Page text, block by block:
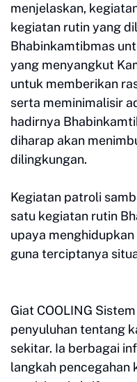
menjelaskan,
kegiatan rutin yang
Bhabinkamtibmas
yang menyangkut
untuk memberikan
serta meminimalisir
hadirnya
diharap akan
dilingkungan.
Kegiatan patroli
satu kegiatan rutin
upaya
guna terciptanya
Giat COOLING
penyuluhan tentang
sekitar. Ia berbagai
langkah pencegahan